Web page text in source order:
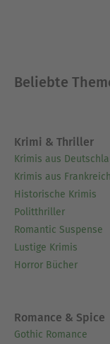
Beliebte
Krimi & Thriller
Krimis aus
Krimis aus Frankreich
Historische Krimis
Politthriller
Romantic Suspense
Lustige Krimis
Horror Bücher
Romance & Spice
Gothic Romance